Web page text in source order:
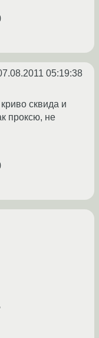
05:19:38
сквида и
проксю, не